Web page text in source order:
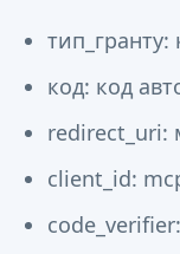
тип_гранту:
код: код
redirect_uri:
client_id: